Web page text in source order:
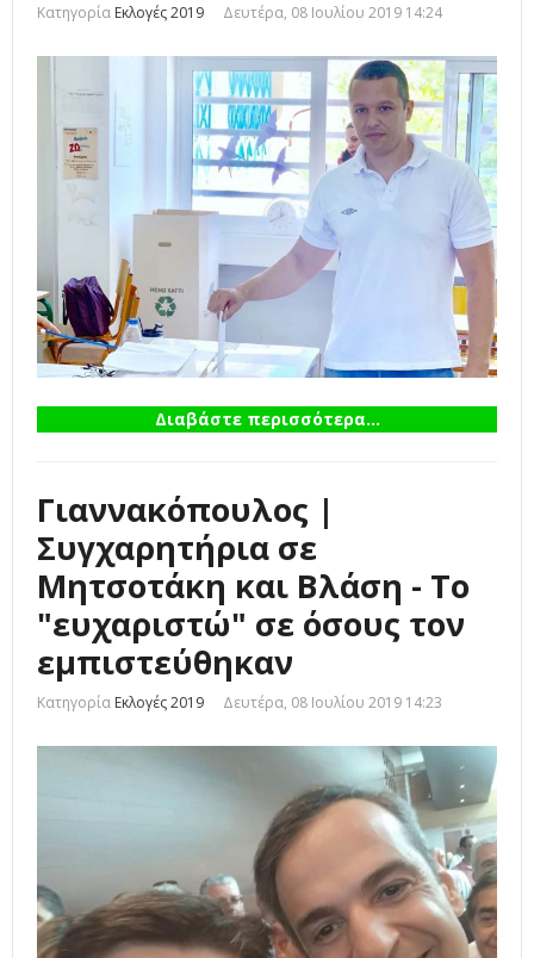
Κατηγορία Εκλογές 2019 Δευτέρα, 08 Ιουλίου 2019 14:24
Διαβάστε περισσότερα...
Γιαννακόπουλος |
Συγχαρητήρια σε
Μητσοτάκη και Βλάση - Το
"ευχαριστώ" σε όσους τον
εμπιστεύθηκαν
Κατηγορία Εκλογές 2019 Δευτέρα, 08 Ιουλίου 2019 14:23